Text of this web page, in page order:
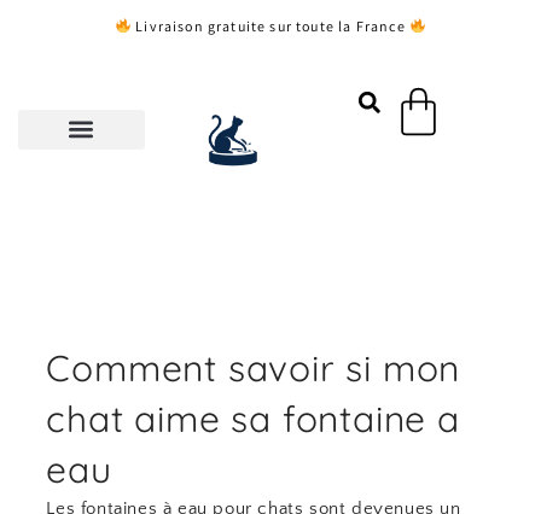
Livraison gratuite sur toute la France
Panier
Comment savoir si mon
chat aime sa fontaine a
eau
Les fontaines à eau pour chats sont devenues un